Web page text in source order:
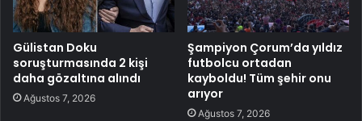
Gülistan Doku
soruşturmasında 2 kişi
daha gözaltına alındı
Ağustos 7, 2026
Şampiyon Çorum’da yıldız
futbolcu ortadan
kayboldu! Tüm şehir onu
arıyor
Ağustos 7, 2026